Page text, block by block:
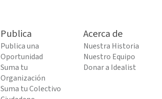
Publica
Publica una
Oportunidad
Suma tu
Organización
Suma tu Colectivo
Acerca de
Nuestra Historia
Nuestro Equipo
Donar a Idealist